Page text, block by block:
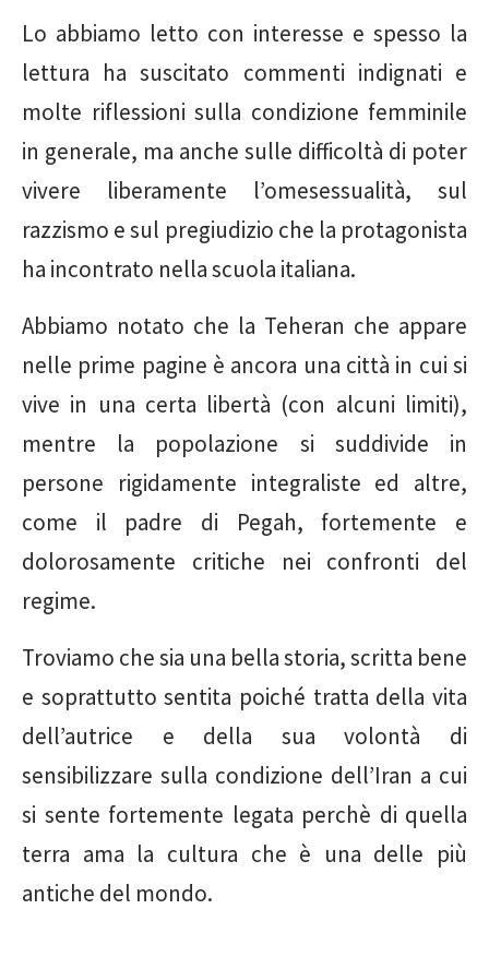
Lo abbiamo letto con interesse e spesso la
lettura ha suscitato commenti indignati e
molte riflessioni sulla condizione femminile
in generale, ma anche sulle difficoltà di poter
vivere liberamente l’omesessualità, sul
razzismo e sul pregiudizio che la protagonista
ha incontrato nella scuola italiana.
Abbiamo notato che la Teheran che appare
nelle prime pagine è ancora una città in cui si
vive in una certa libertà (con alcuni limiti),
mentre la popolazione si suddivide in
persone rigidamente integraliste ed altre,
come il padre di Pegah, fortemente e
dolorosamente critiche nei confronti del
regime.
Troviamo che sia una bella storia, scritta bene
e soprattutto sentita poiché tratta della vita
dell’autrice e della sua volontà di
sensibilizzare sulla condizione dell’Iran a cui
si sente fortemente legata perchè di quella
terra ama la cultura che è una delle più
antiche del mondo.